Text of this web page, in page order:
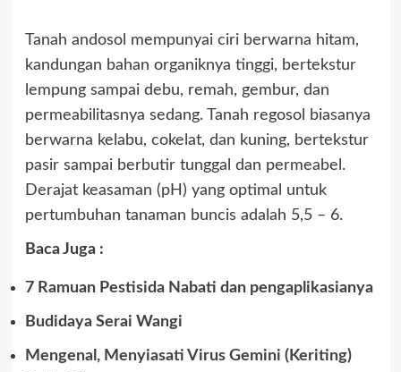
Tanah andosol mempunyai ciri berwarna hitam,
kandungan bahan organiknya tinggi, bertekstur
lempung sampai debu, remah, gembur, dan
permeabilitasnya sedang. Tanah regosol biasanya
berwarna kelabu, cokelat, dan kuning, bertekstur
pasir sampai berbutir tunggal dan permeabel.
Derajat keasaman (pH) yang optimal untuk
pertumbuhan tanaman buncis adalah 5,5 – 6.
Baca Juga :
7 Ramuan Pestisida Nabati dan pengaplikasianya
Budidaya Serai Wangi
Mengenal, Menyiasati Virus Gemini (Keriting)